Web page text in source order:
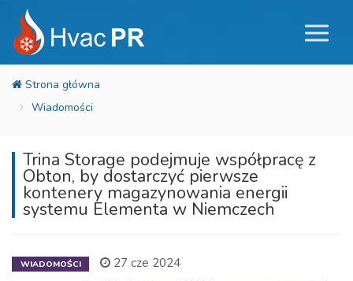
Wiadomości
Trina Storage podejmuje współpracę z
Obton, by dostarczyć pierwsze
kontenery magazynowania energii
systemu Elementa w Niemczech
WIADOMOŚCI 27 cze 2024